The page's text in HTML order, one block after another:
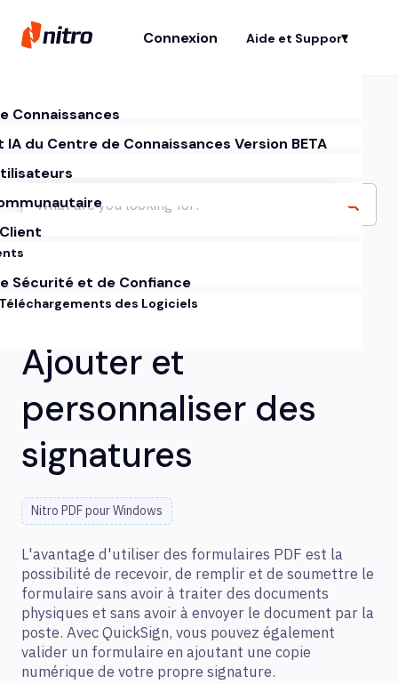
Connexion Aide et Support
Connaissances
du Centre de Connaissances Version BETA
Sécurité et de Confiance
des Logiciels
Ajouter et
personnaliser des
signatures
Nitro PDF pour Windows
L'avantage d'utiliser des formulaires PDF est la
possibilité de recevoir, de remplir et de soumettre le
formulaire sans avoir à traiter des documents
physiques et sans avoir à envoyer le document par la
poste. Avec QuickSign, vous pouvez également
valider un formulaire en ajoutant une copie
numérique de votre propre signature.